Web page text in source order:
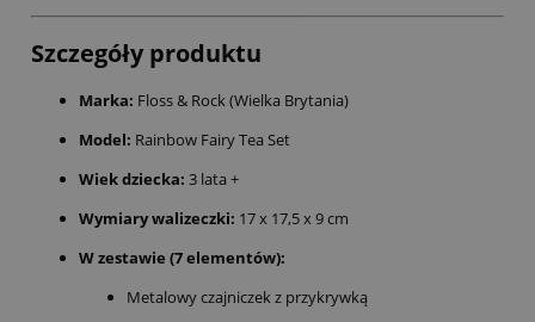
Szczegóły produktu
Marka: Floss & Rock (Wielka Brytania)
Model: Rainbow Fairy Tea Set
Wiek dziecka: 3 lata +
Wymiary walizeczki: 17 x 17,5 x 9 cm
W zestawie (7 elementów):
Metalowy czajniczek z przykrywką